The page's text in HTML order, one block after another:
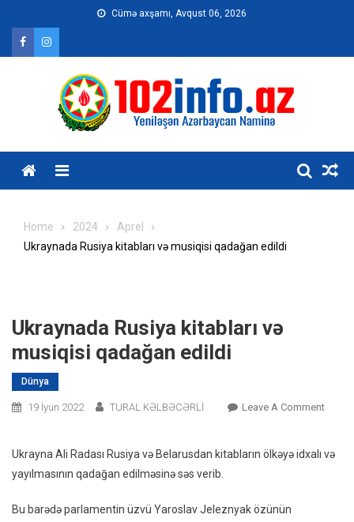
content
Cümə axşamı, Avqust 06, 2026
Home 2024
Aprel
Ukraynada Rusiya kitabları və musiqisi qadağan edildi
Ukraynada Rusiya kitabları və
musiqisi qadağan edildi
Dünya
19 İyun 2022 TURAL KƏLBƏCƏRLİ Leave A CommentOn
Ukrayna Ali Radası Rusiya və Belarusdan kitabların ölkəyə idxalı və
yayılmasının qadağan edilməsinə səs verib.
Bu barədə parlamentin üzvü Yaroslav Jeleznyak özünün